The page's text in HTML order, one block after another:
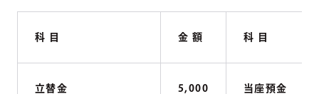
科 目 金 額 科 目
立替金
5,000 当座預金